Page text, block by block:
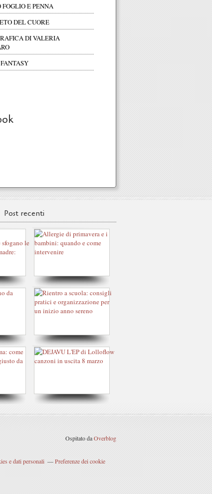
FOGLIO E PENNA
DEL CUORE
DI VALERIA
Post recenti
Ospitato daOverblog
e dati personali Preferenze dei cookie